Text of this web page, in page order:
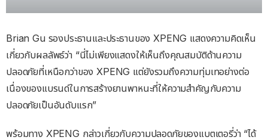
Brian Gu รองประธานและประธานของ XPENG แสดงความคิดเห็น
เกี่ยวกับผลลัพธ์ว่า “นี่ไม่เพียงแสดงให้เห็นถึงคุณสมบัติด้านความ
ปลอดภัยที่เหนือกว่าของ XPENG แต่ยังรวมถึงความทุ่มเทอย่างต่อ
เนื่องของแบรนด์ในการสร้างยานพาหนะที่ให้ความสําคัญกับความ
ปลอดภัยเป็นอันดับแรก”
พร้อมทาง XPENG กล่าวเกี่ยวกับความปลอดภัยของแบตเตอรี่ว่า “ได้